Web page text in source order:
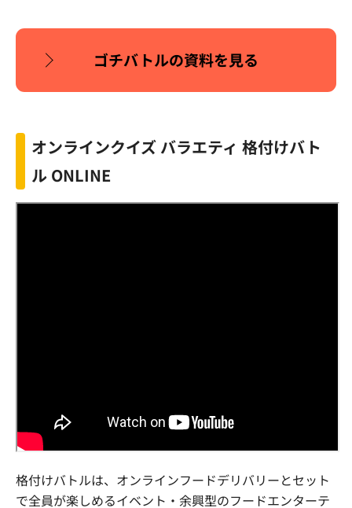
ゴチバトルの資料を見る
オンラインクイズ バラエティ 格付けバト
ル ONLINE
格付けバトルは、オンラインフードデリバリーとセット
で全員が楽しめるイベント・余興型のフードエンターテ